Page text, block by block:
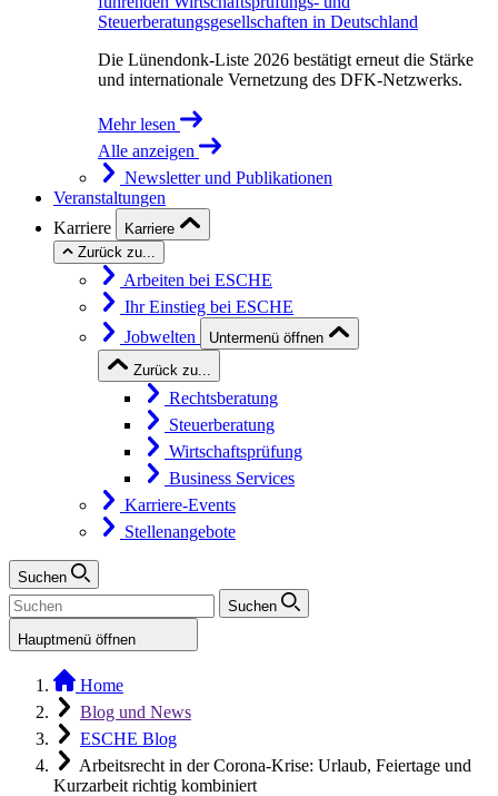
Steuerberatungsgesellschaften in Deutschland
Die Lünendonk-Liste 2026 bestätigt erneut die Stärke
und internationale Vernetzung des DFK-Netzwerks.
Mehr lesen
Alle anzeigen
Newsletter und Publikationen
Veranstaltungen
Karriere
Karriere
Zurück zu...
Arbeiten bei ESCHE
Ihr Einstieg bei ESCHE
Jobwelten
Untermenü öffnen
Zurück zu...
Rechtsberatung
Steuerberatung
Wirtschaftsprüfung
Business Services
Karriere-Events
Stellenangebote
Suchen
Suchen
Hauptmenü öffnen
Home
Blog und News
ESCHE Blog
Arbeitsrecht in der Corona-Krise: Urlaub, Feiertage und
Kurzarbeit richtig kombiniert